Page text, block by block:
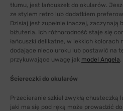
tłumu, jest łańcuszek do okularów.
ze stylem retro lub dodatkiem
Dzisiaj jest zupełnie inaczej,
biżuteria. Ich różnorodność staje się
łańcuszki delikatne, w lekkich kolorach
dodające nieco uroku lub postawić na
przykuwające uwagę jak model Angela.
Ściereczki do okularów
Przecieranie szkieł zwykłą chusteczką
jaki ma się pod ręką może prowadzić